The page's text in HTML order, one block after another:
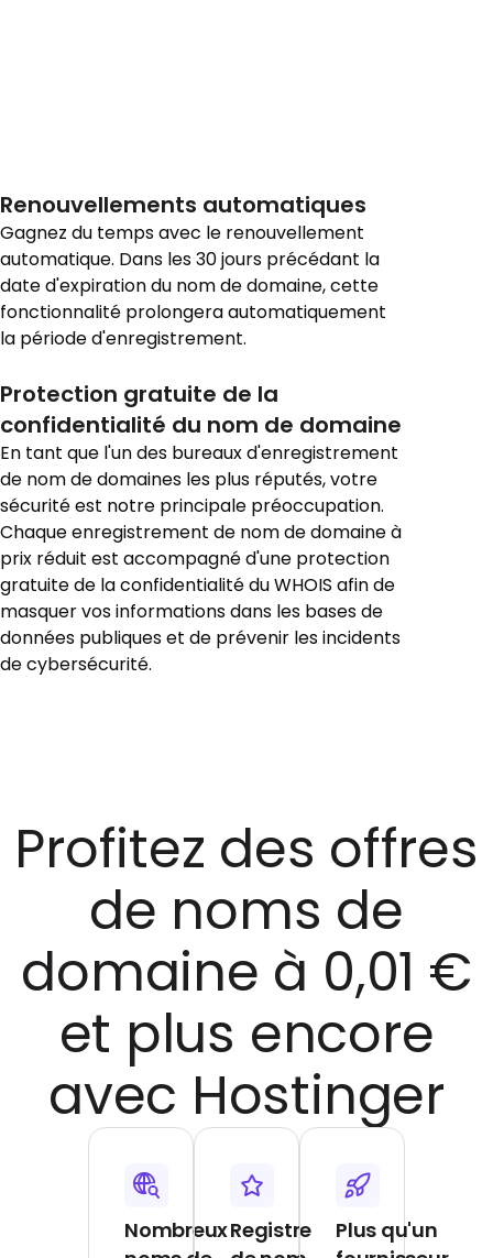
Renouvellements automatiques
Gagnez du temps avec le renouvellement
automatique. Dans les 30 jours précédant la
date d'expiration du nom de domaine, cette
fonctionnalité prolongera automatiquement
la période d'enregistrement.
Protection gratuite de la
confidentialité du nom de domaine
En tant que l'un des bureaux d'enregistrement
de nom de domaines les plus réputés, votre
sécurité est notre principale préoccupation.
Chaque enregistrement de nom de domaine à
prix réduit est accompagné d'une protection
gratuite de la confidentialité du WHOIS afin de
masquer vos informations dans les bases de
données publiques et de prévenir les incidents
de cybersécurité.
Profitez des offres
de noms de
domaine à 0,01 €
et plus encore
avec Hostinger
NombreuxRegistre
Plus qu'un